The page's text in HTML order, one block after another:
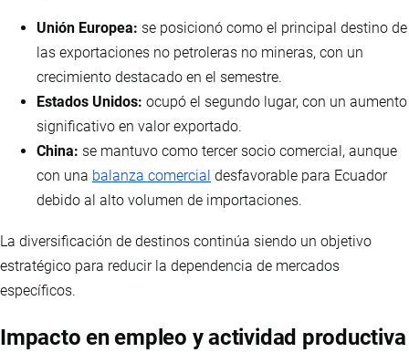
Unión Europea: se posicionó como el principal destino de
las exportaciones no petroleras no mineras, con un
crecimiento destacado en el semestre.
Estados Unidos: ocupó el segundo lugar, con un aumento
significativo en valor exportado.
China: se mantuvo como tercer socio comercial, aunque
con una balanza comercial desfavorable para Ecuador
debido al alto volumen de importaciones.
La diversificación de destinos continúa siendo un objetivo
estratégico para reducir la dependencia de mercados
específicos.
Impacto en empleo y actividad productiva